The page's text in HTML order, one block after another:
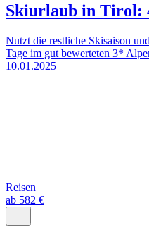
Skiurlaub in Tirol:
Nutzt die restliche Skisaison
Tage im gut bewerteten 3*
10.01.2025
Reisen
ab 582 €